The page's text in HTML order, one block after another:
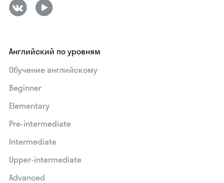
Английский по уровням
Обучение английскому
Beginner
Elementary
Pre-intermediate
Intermediate
Upper-intermediate
Advanced